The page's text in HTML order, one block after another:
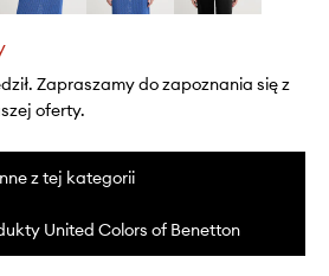
Zapraszamy do zapoznania się z
oferty.
z tej kategorii
United Colors of Benetton